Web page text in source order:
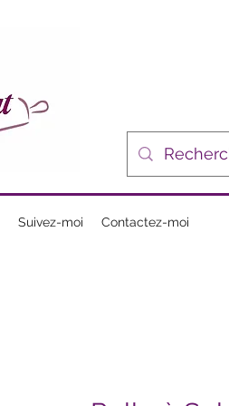
Suivez-moi Contactez-moi